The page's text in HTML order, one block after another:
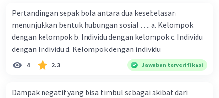
Pertandingan sepak bola antara dua kesebelasan
menunjukkan bentuk hubungan sosial …. a. Kelompok
dengan kelompok b. Individu dengan kelompok c. Individu
dengan Individu d. Kelompok dengan individu
4 2.3 Jawaban terverifikasi
Dampak negatif yang bisa timbul sebagai akibat dari